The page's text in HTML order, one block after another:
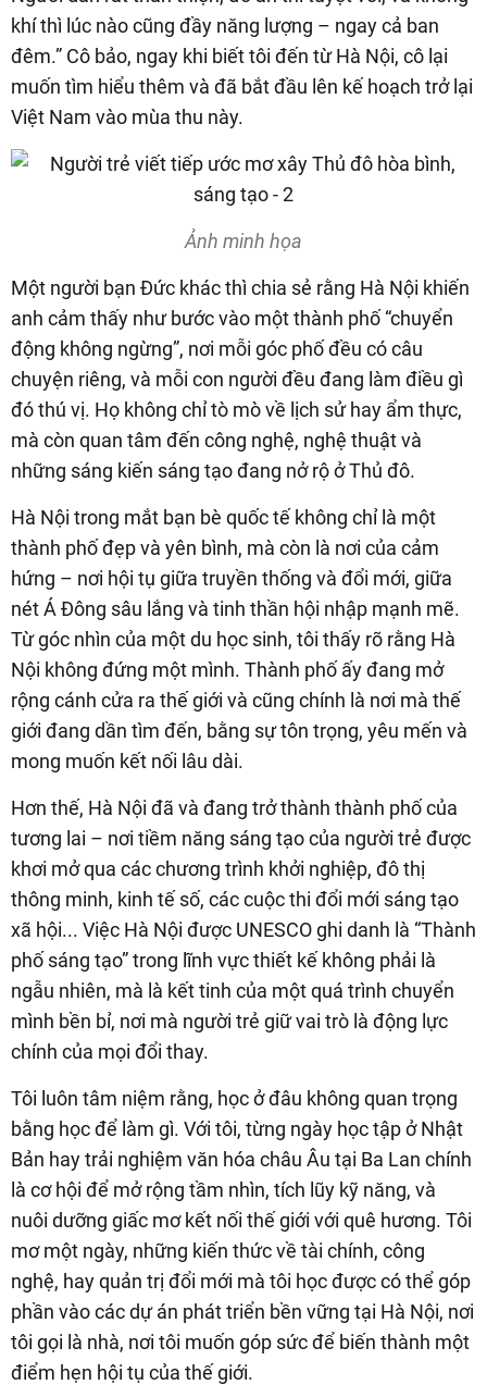
khí thì lúc nào cũng đầy năng lượng – ngay cả ban
đêm.” Cô bảo, ngay khi biết tôi đến từ Hà Nội, cô lại
muốn tìm hiểu thêm và đã bắt đầu lên kế hoạch trở lại
Việt Nam vào mùa thu này.
Ảnh minh họa
Một người bạn Đức khác thì chia sẻ rằng Hà Nội khiến
anh cảm thấy như bước vào một thành phố “chuyển
động không ngừng”, nơi mỗi góc phố đều có câu
chuyện riêng, và mỗi con người đều đang làm điều gì
đó thú vị. Họ không chỉ tò mò về lịch sử hay ẩm thực,
mà còn quan tâm đến công nghệ, nghệ thuật và
những sáng kiến sáng tạo đang nở rộ ở Thủ đô.
Hà Nội trong mắt bạn bè quốc tế không chỉ là một
thành phố đẹp và yên bình, mà còn là nơi của cảm
hứng – nơi hội tụ giữa truyền thống và đổi mới, giữa
nét Á Đông sâu lắng và tinh thần hội nhập mạnh mẽ.
Từ góc nhìn của một du học sinh, tôi thấy rõ rằng Hà
Nội không đứng một mình. Thành phố ấy đang mở
rộng cánh cửa ra thế giới và cũng chính là nơi mà thế
giới đang dần tìm đến, bằng sự tôn trọng, yêu mến và
mong muốn kết nối lâu dài.
Hơn thế, Hà Nội đã và đang trở thành thành phố của
tương lai – nơi tiềm năng sáng tạo của người trẻ được
khơi mở qua các chương trình khởi nghiệp, đô thị
thông minh, kinh tế số, các cuộc thi đổi mới sáng tạo
xã hội... Việc Hà Nội được UNESCO ghi danh là “Thành
phố sáng tạo” trong lĩnh vực thiết kế không phải là
ngẫu nhiên, mà là kết tinh của một quá trình chuyển
mình bền bỉ, nơi mà người trẻ giữ vai trò là động lực
chính của mọi đổi thay.
Tôi luôn tâm niệm rằng, học ở đâu không quan trọng
bằng học để làm gì. Với tôi, từng ngày học tập ở Nhật
Bản hay trải nghiệm văn hóa châu Âu tại Ba Lan chính
là cơ hội để mở rộng tầm nhìn, tích lũy kỹ năng, và
nuôi dưỡng giấc mơ kết nối thế giới với quê hương. Tôi
mơ một ngày, những kiến thức về tài chính, công
nghệ, hay quản trị đổi mới mà tôi học được có thể góp
phần vào các dự án phát triển bền vững tại Hà Nội, nơi
tôi gọi là nhà, nơi tôi muốn góp sức để biến thành một
điểm hẹn hội tụ của thế giới.